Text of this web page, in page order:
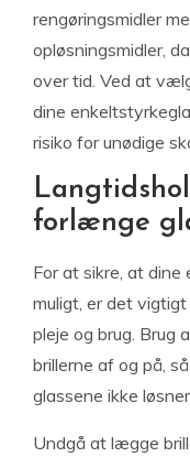
rengøringsmidler
opløsningsmidler,
over tid. Ved at
dine
risiko for unødige
forlænge
For at sikre, at
muligt, er det
pleje og brug. Brug
brillerne af og på,
glassene ikke løsner
Undgå at lægge